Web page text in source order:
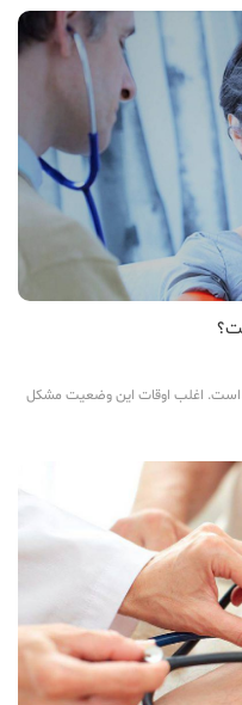
است. اغلب اوقات این وضعیت مشکل